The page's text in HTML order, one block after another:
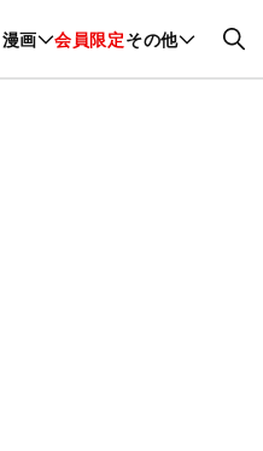
漫画 会員限定その他
ファッション 恋愛・結婚